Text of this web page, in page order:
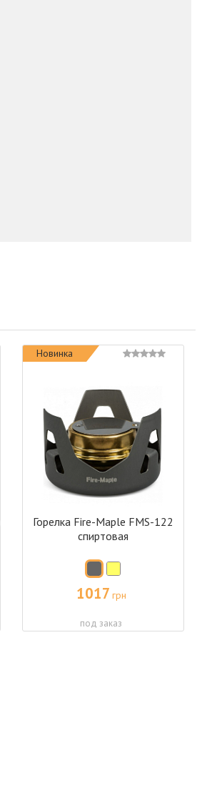
Новинка
Горелка Fire-Maple FMS-122
спиртовая
1017 грн
под заказ